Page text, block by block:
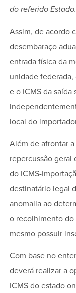
do referido
Assim, de acordo
desembaraço
entrada física da
unidade
e o ICMS da saída
local do
Além de afrontar
repercussão geral
do ICMS-
destinatário legal
anomalia ao
o recolhimento do
mesmo possuir
Com base no
deverá realizar a
ICMS do estado